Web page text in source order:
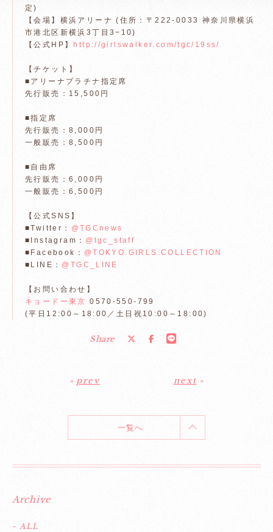
定)
【会場】横浜アリーナ (住所：〒222-0033 神奈川県横浜
市港北区新横浜3丁目3−10)
【公式HP】http://girlswalker.com/tgc/19ss/
【チケット】
■アリーナプラチナ指定席
先行販売：15,500円
■指定席
先行販売：8,000円
一般販売：8,500円
■自由席
先行販売：6,000円
一般販売：6,500円
【公式SNS】
■Twitter：
@TGCnews
■Instagram： @tgc_staff
■Facebook： @TOKYO.GIRLS.COLLECTION
■LINE： @TGC_LINE
【お問い合わせ】
キョードー東京 0570-550-799
(平日12:00～18:00／土日祝10:00～18:00)
Share
« prev next »
一覧へ
Archive
- ALL